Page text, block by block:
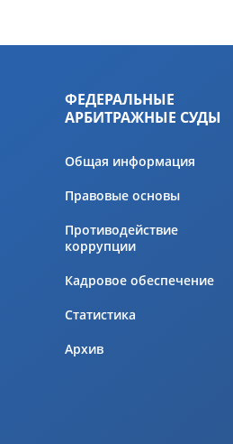
ФЕДЕРАЛЬНЫЕ
АРБИТРАЖНЫЕ СУДЫ
Общая информация
Правовые основы
Противодействие
коррупции
Кадровое обеспечение
Статистика
Архив